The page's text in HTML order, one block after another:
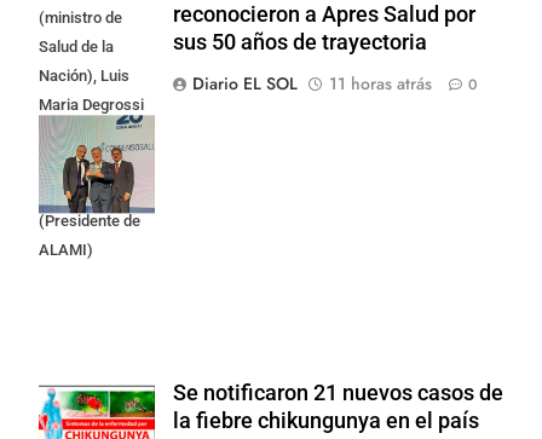
(ministro de
Salud de la
Nación), Luis
Maria Degrossi
(Presidente de
Apres Salud) y
Cristian Mazza
(Presidente de
ALAMI)
reconocieron a Apres Salud por
sus 50 años de trayectoria
Diario EL SOL
11 horas atrás 0
Se notificaron 21 nuevos casos de
la fiebre chikungunya en el país